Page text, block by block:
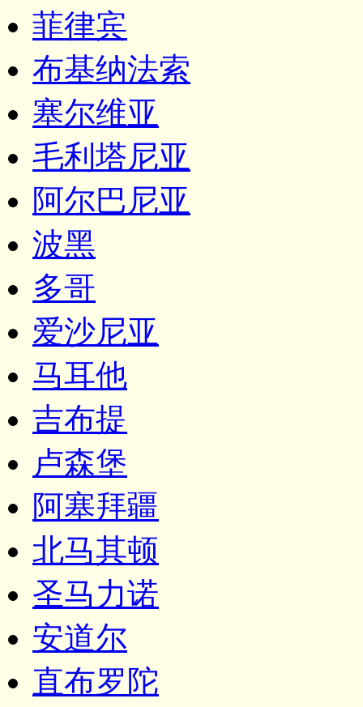
菲律宾
布基纳法索
塞尔维亚
毛利塔尼亚
阿尔巴尼亚
波黑
多哥
爱沙尼亚
马耳他
吉布提
卢森堡
阿塞拜疆
北马其顿
圣马力诺
安道尔
直布罗陀